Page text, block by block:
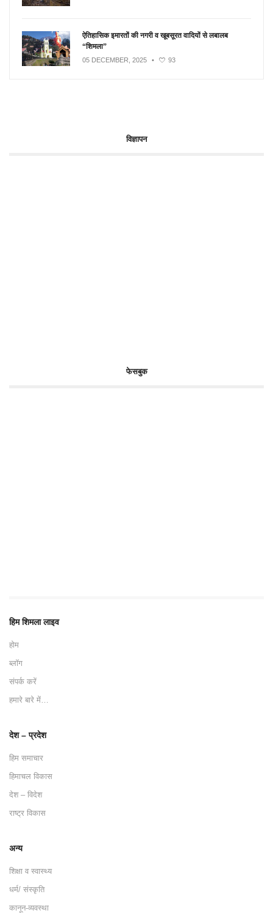
ऐतिहासिक इमारतों की नगरी व खूबसूरत वादियों से लबालब
“शिमला”
05 DECEMBER, 2025 • 93
विज्ञापन
फेसबुक
हिम शिमला लाइव
होम
ब्लॉग
संपर्क करें
हमारे बारे में…
देश – प्रदेश
हिम समाचार
हिमाचल विकास
देश – विदेश
राष्ट्र विकास
अन्य
शिक्षा व स्वास्थ्य
धर्म/ संस्कृति
कानून-व्यवस्था